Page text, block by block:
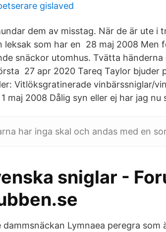
gislaved
dem av misstag. När de är ute i
leksak som har en 28 maj 2008 Men
snäckor utomhus. Tvätta
27 apr 2020 Tareq Taylor bjuder
Vitlöksgratinerade vinbärssniglar/
maj 2008 Dålig syn eller ej har jag
har inga skal och andas med en
sniglar -
dammsnäckan Lymnaea peregra som